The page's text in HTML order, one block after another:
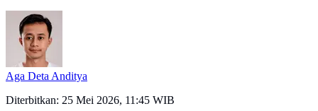
Aga Deta Anditya
Diterbitkan: 25 Mei 2026, 11:45 WIB